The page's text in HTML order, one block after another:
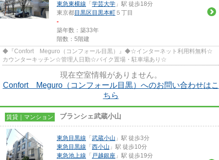
東急東横線 「 学芸大学 」駅 徒歩18分
東京都目黒区 目黒本町 ５丁目
-
築年数：築33年
階数：5階建
◆『Confort Meguro（コンフォール目黒）』◆☆インターネット利用料無料☆
カウンターキッチン☆管理人日勤☆バイク置場・駐車場あり☆
現在空室情報がありません。
Confort Meguro（コンフォール目黒）へのお問い合わせはこ
ちら
賃貸｜マンション ブランシェ武蔵小山
東急目黒線 「 武蔵小山 」駅 徒歩3分
東急目黒線 「 西小山 」駅 徒歩10分
東急池上線 「 戸越銀座 」駅 徒歩19分